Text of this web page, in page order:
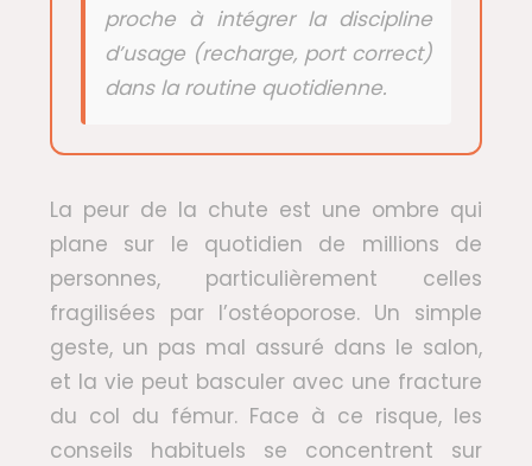
proche à intégrer la discipline
d’usage (recharge, port correct)
dans la routine quotidienne.
La peur de la chute est une ombre qui
plane sur le quotidien de millions de
personnes, particulièrement celles
fragilisées par l’ostéoporose. Un simple
geste, un pas mal assuré dans le salon,
et la vie peut basculer avec une fracture
du col du fémur. Face à ce risque, les
conseils habituels se concentrent sur